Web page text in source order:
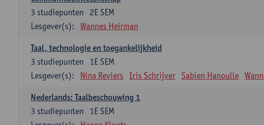
2E SEM
3 studiepunten
Lesgever(s):
Wannes Heirman
Taal, technologie en toegankelijkheid
1E SEM
3 studiepunten
Lesgever(s):
Nina Reviers Iris Schrijver Sabien Hanoulle
Nederlands: Taalbeschouwing 1
1E SEM
3 studiepunten